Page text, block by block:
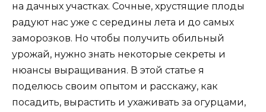
на дачных участках. Сочные, хрустящие плоды
радуют нас уже с середины лета и до самых
заморозков. Но чтобы получить обильный
урожай, нужно знать некоторые секреты и
нюансы выращивания. В этой статье я
поделюсь своим опытом и расскажу, как
посадить, вырастить и ухаживать за огурцами,